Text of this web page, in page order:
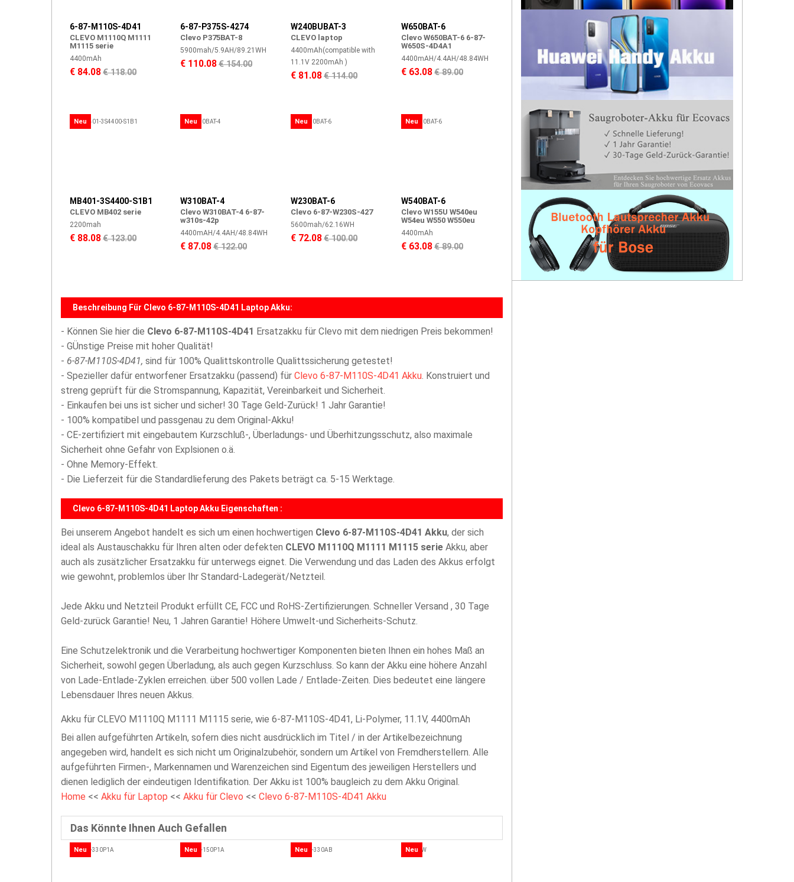
6-87-M110S-4D41
CLEVO M1110Q M1111
M1115 serie
4400mAh
€ 84.08€ 118.00
6-87-P375S-4274
Clevo P375BAT-8
5900mah/5.9AH/89.21WH
€ 110.08€ 154.00
W240BUBAT-3
CLEVO laptop
4400mAh(compatible with
11.1V 2200mAh )
€ 81.08€ 114.00
W650BAT-6
Clevo W650BAT-6 6-87-
W650S-4D4A1
4400mAH/4.4AH/48.84WH
€ 63.08€ 89.00
Neu
MB401-3S4400-S1B1
CLEVO MB402 serie
2200mah
€ 88.08€ 123.00
Neu
W310BAT-4
Clevo W310BAT-4 6-87-
w310s-42p
4400mAH/4.4AH/48.84WH
€ 87.08€ 122.00
Neu
W230BAT-6
Clevo 6-87-W230S-427
5600mah/62.16WH
€ 72.08€ 100.00
Neu
W540BAT-6
Clevo W155U W540eu
W54eu W550 W550eu
4400mAh
€ 63.08€ 89.00
Beschreibung Für Clevo 6-87-M110S-4D41 Laptop Akku:
- Können Sie hier die Clevo 6-87-M110S-4D41 Ersatzakku für Clevo mit dem niedrigen Preis bekommen!
- GÜnstige Preise mit hoher Qualität!
- 6-87-M110S-4D41, sind für 100% Qualittskontrolle Qualittssicherung getestet!
- Spezieller dafür entworfener Ersatzakku (passend) für Clevo 6-87-M110S-4D41 Akku. Konstruiert und
streng geprüft für die Stromspannung, Kapazität, Vereinbarkeit und Sicherheit.
- Einkaufen bei uns ist sicher und sicher! 30 Tage Geld-Zurück! 1 Jahr Garantie!
- 100% kompatibel und passgenau zu dem Original-Akku!
- CE-zertifiziert mit eingebautem Kurzschluß-, Überladungs- und Überhitzungsschutz, also maximale
Sicherheit ohne Gefahr von Explsionen o.ä.
- Ohne Memory-Effekt.
- Die Lieferzeit für die Standardlieferung des Pakets beträgt ca. 5-15 Werktage.
Clevo 6-87-M110S-4D41 Laptop Akku Eigenschaften :
Bei unserem Angebot handelt es sich um einen hochwertigen Clevo 6-87-M110S-4D41 Akku, der sich
ideal als Austauschakku für Ihren alten oder defekten CLEVO M1110Q M1111 M1115 serie Akku, aber
auch als zusätzlicher Ersatzakku für unterwegs eignet. Die Verwendung und das Laden des Akkus erfolgt
wie gewohnt, problemlos über Ihr Standard-Ladegerät/Netzteil.
Jede Akku und Netzteil Produkt erfüllt CE, FCC und RoHS-Zertifizierungen. Schneller Versand , 30 Tage
Geld-zurück Garantie! Neu, 1 Jahren Garantie! Höhere Umwelt-und Sicherheits-Schutz.
Eine Schutzelektronik und die Verarbeitung hochwertiger Komponenten bieten Ihnen ein hohes Maß an
Sicherheit, sowohl gegen Überladung, als auch gegen Kurzschluss. So kann der Akku eine höhere Anzahl
von Lade-Entlade-Zyklen erreichen. über 500 vollen Lade / Entlade-Zeiten. Dies bedeutet eine längere
Lebensdauer Ihres neuen Akkus.
Akku für CLEVO M1110Q M1111 M1115 serie, wie 6-87-M110S-4D41, Li-Polymer, 11.1V, 4400mAh
Bei allen aufgeführten Artikeln, sofern dies nicht ausdrücklich im Titel / in der Artikelbezeichnung
angegeben wird, handelt es sich nicht um Originalzubehör, sondern um Artikel von Fremdherstellern. Alle
aufgeführten Firmen-, Markennamen und Warenzeichen sind Eigentum des jeweiligen Herstellers und
dienen lediglich der eindeutigen Identifikation. Der Akku ist 100% baugleich zu dem Akku Original.
Home << Akku für Laptop << Akku für Clevo << Clevo 6-87-M110S-4D41 Akku
Das Könnte Ihnen Auch Gefallen
Neu Neu Neu Neu